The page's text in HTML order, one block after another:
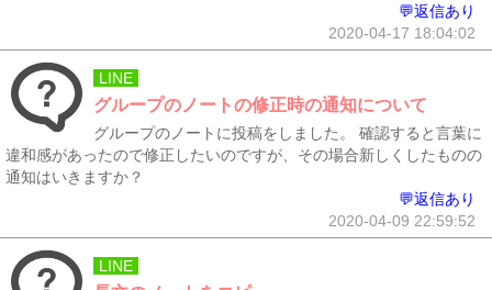
💬返信あり
2020-04-17 18:04:02
LINE
グループのノートの修正時の通知について
グループのノートに投稿をしました。 確認すると言葉に
違和感があったので修正したいのですが、その場合新しくしたものの
通知はいきますか？
💬返信あり
2020-04-09 22:59:52
LINE